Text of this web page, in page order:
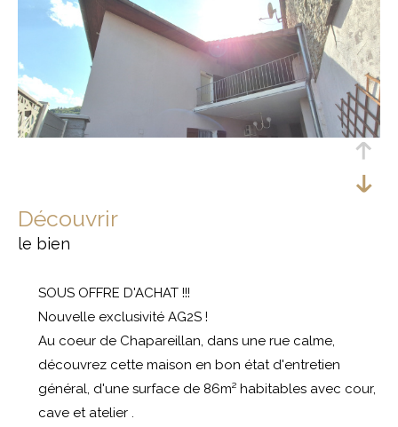
découvrir
le bien
SOUS OFFRE D'ACHAT !!!
Nouvelle exclusivité AG2S !
Au coeur de Chapareillan, dans une rue calme,
découvrez cette maison en bon état d'entretien
général, d'une surface de 86m² habitables avec cour,
cave et atelier .